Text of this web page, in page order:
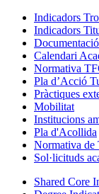
Indicadors
Indicadors
Calendari
Normativa
Pla d’Acció
Pràctiques
Mobilitat
Institucions
Pla d'Acollida
Normativa de
Sol·licituds
Shared Core